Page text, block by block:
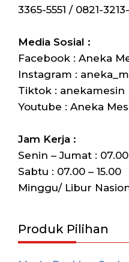
3365-5551 / 0821-
Media Sosial :
Facebook : Aneka
Instagram :
Tiktok : anekamesin
Youtube : Aneka
Jam Kerja :
Senin – Jumat : 07.00
Sabtu : 07.00 – 15.00
Minggu/ Libur
Produk Pilihan